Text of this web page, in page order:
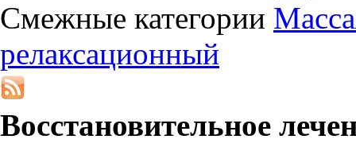
Смежные категории
релаксационный
Восстановительное